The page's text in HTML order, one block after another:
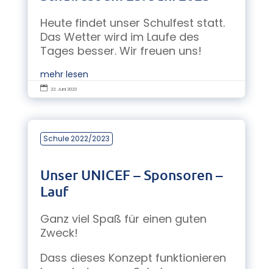
Heute findet unser Schulfest statt.
Das Wetter wird im Laufe des
Tages besser. Wir freuen uns!
mehr lesen
 22. Juni 2023
Schule 2022/2023
Unser UNICEF – Sponsoren –
Lauf
Ganz viel Spaß für einen guten
Zweck!
Dass dieses Konzept funktionieren